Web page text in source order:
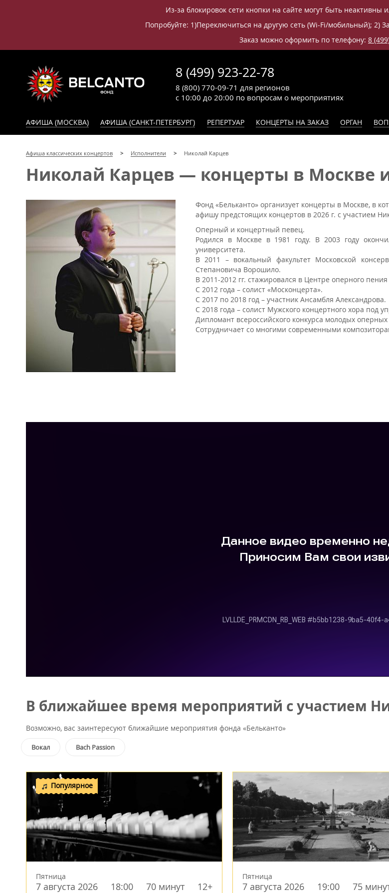
Из-за блокировок сети кнопки на сайте могут быть неактивны
Попробуйте: 1)Переключиться на другую сеть (Wi-Fi/мобильный); 2)
Заказ можно оформить по телефону: 8
8 (499) 923-22-78
с 10:00 до 20:00 по вопросам о мероприятиях
8 (800) 770-09-71 для регионов
АФИША (МОСКВА) АФИША (САНКТ-ПЕТЕРБУРГ) РЕПЕРТУАР КОНЦЕРТЫ НА ЗАКАЗ ОРГАН
Афиша классических концертов Исполнители Николай Карцев
Николай Карцев — концерты в Москве и
Фонд «Бельканто» организует концерты в Москве, в
афишу предстоящих концертов в 2026 г. с участием
Оперный и концертный певец.
Родился в Москве в 1981 году. В 2003 году
университета.
В 2011 – вокальный факультет Московской
Степановича Ворошило.
В 2011-2012 гг. стажировался в Центре оперного
С 2012 года – солист «Москонцерта».
С 2017 по 2018 год – участник Ансамбля Александрова.
С 2018 года – солист Мужского концертного хора под
Дипломант всероссийского конкурса молодых
Сотрудничает со многими современными
В ближайшее время мероприятий с участием
Возможно, вас заинтересуют ближайшие мероприятия фонда «Бельканто»
Вокал Bach Passion
Популярное
Пятница
7 августа 2026 18:00 70 минут 12+
Пятница
7 августа 2026 19:00 75